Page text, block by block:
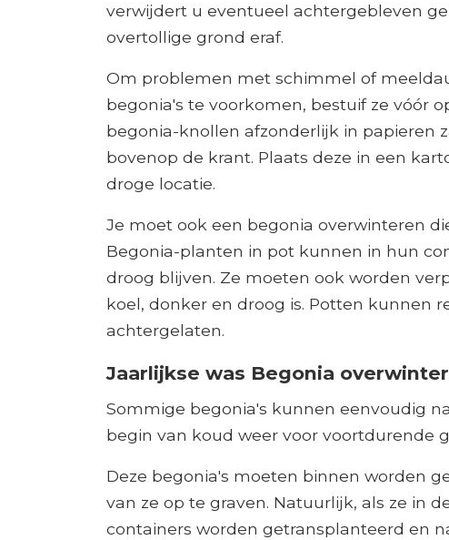
verwijdert u eventueel achtergebleven
overtollige grond eraf.
Om problemen met schimmel of
begonia's te voorkomen, bestuif ze vóór
begonia-knollen afzonderlijk in papieren
bovenop de krant. Plaats deze in een
droge locatie.
Je moet ook een begonia overwinteren
Begonia-planten in pot kunnen in hun
droog blijven. Ze moeten ook worden
koel, donker en droog is. Potten kunnen
achtergelaten.
Jaarlijkse was Begonia
Sommige begonia's kunnen eenvoudig
begin van koud weer voor voortdurende
Deze begonia's moeten binnen worden
van ze op te graven. Natuurlijk, als ze in
containers worden getransplanteerd en